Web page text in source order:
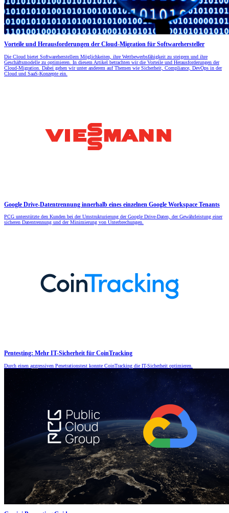
Vorteile und Herausforderungen der Cloud-Migration für Softwarehersteller
Die Cloud bietet Softwareherstellern Möglichkeiten, ihre Wettbewerbsfähigkeit zu steigern und ihre
Geschäftsmodelle zu optimieren. In diesem Artikel betrachten wir die Vorteile und Herausforderungen der
Cloud-Migration. Dabei gehen wir unter anderem auf Themen wie Sicherheit, Compliance, DevOps in der
Cloud und SaaS-Konzepte ein.
Google Drive-Datentrennung innerhalb eines einzelnen Google Workspace Tenants
PCG unterstützte den Kunden bei der Umstrukturierung der Google Drive-Daten, der Gewährleistung einer
sicheren Datentrennung und der Minimierung von Unterbrechungen.
Pentesting: Mehr IT-Sicherheit für CoinTracking
Durch einen aggressiven Penetrationstest konnte CoinTracking die IT-Sicherheit optimieren.